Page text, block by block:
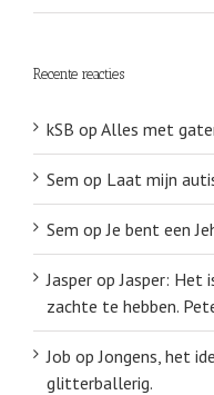
Recente reacties
kSB op Alles met
Sem op Laat mijn
Sem opJe bent een
Jasper opJasper: Het
zachte te hebben.
Job opJongens, het
glitterballerig.